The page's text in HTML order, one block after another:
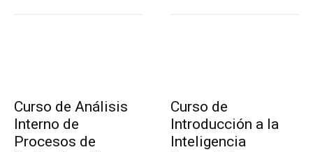
Curso de Análisis
Interno de
Procesos de
Curso de
Introducción a la
Inteligencia